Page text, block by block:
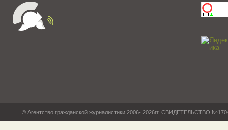
© Агентство гражданской журналистики 2006- 2026гг. СВИДЕТЕЛЬСТВО